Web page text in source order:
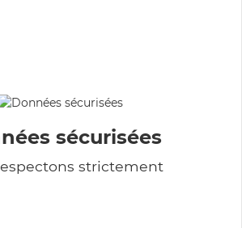
sécurisées
strictement